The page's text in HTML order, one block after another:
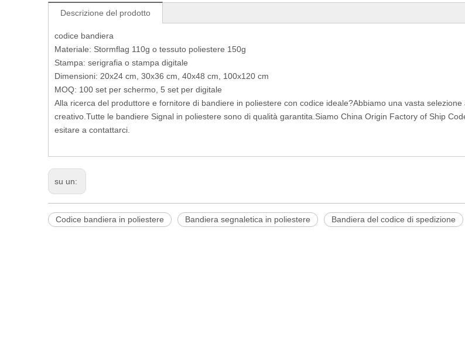
Descrizione del prodotto
codice bandiera
Materiale: Stormflag 110g o tessuto poliestere 150g
Stampa: serigrafia o stampa digitale
Dimensioni: 20x24 cm, 30x36 cm, 40x48 cm, 100x120 cm
MOQ: 100 set per schermo, 5 set per digitale
Alla ricerca del produttore e fornitore di bandiere in poliestere con codice ideale?Abbiamo una vasta
creativo.Tutte le bandiere Signal in poliestere sono di qualità garantita.Siamo China Origin Factory of Ship
esitare a contattarci.
su un:
Codice bandiera in poliestere Bandiera segnaletica in poliestere Bandiera del codice di spedizione